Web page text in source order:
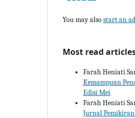
You may alsostart an
Most read
Farah Heniati
Kemampuan
Edisi Mei
Farah Heniati
Jurnal